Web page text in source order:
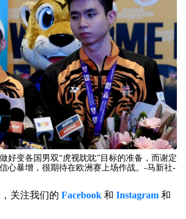
好变各国男双“虎视眈眈”目标的准备，而谢定
心暴增，很期待在欧洲赛上场作战。-马新社-
关注我们的 Facebook 和 Instagram 和